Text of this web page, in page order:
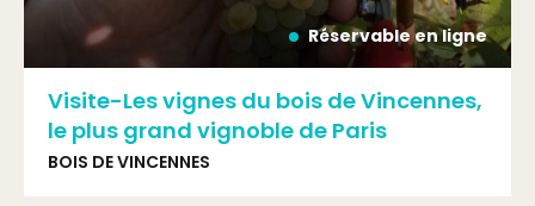
Réservable en ligne
Visite-Les vignes du bois de Vincennes,
le plus grand vignoble de Paris
BOIS DE VINCENNES